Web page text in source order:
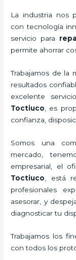
La industria nos
con tecnología
servicio para
permite ahorrar
Trabajamos de la
resultados
excelente
Toctiuco , es
confianza,
Somos una
mercado,
empresarial, el
Toctiuco , está
profesionales
asesorar, y
diagnosticar tu
Trabajamos los
con todos los